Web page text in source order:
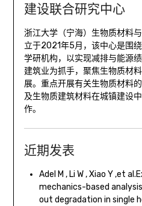
建设联合研究中心
浙江大学（宁海）生物质材料
立于2021年5月，该中心是围
学研机构，以实现减排与能源
建筑业为抓手，聚焦生物质材
展。重点开展有关生物质材料
及生物质建筑材料在城镇建设
作。
近期发表
Adel M , Li W , Xiao Y ,et
mechanics-based
out degradation in single